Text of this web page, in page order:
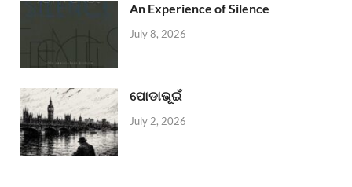
An Experience of Silence
July 8, 2026
ପୋଡାଭୂଇଁ
July 2, 2026